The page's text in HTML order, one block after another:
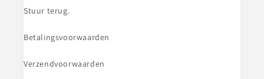
Stuur terug.
Betalingsvoorwaarden
Verzendvoorwaarden